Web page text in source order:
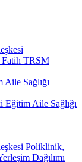
TRSM
Aile Sağlığı
Eğitim Aile Sağlığı
Poliklinik,
Dağılımı